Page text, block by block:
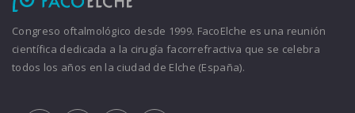
Congreso oftalmológico desde 1999. FacoElche es una reunión
científica dedicada a la cirugía facorrefractiva que se celebra
todos los años en la ciudad de Elche (España).